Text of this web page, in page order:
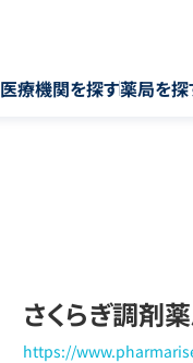
医療機関を探す薬局を探
さくらぎ調剤
https://